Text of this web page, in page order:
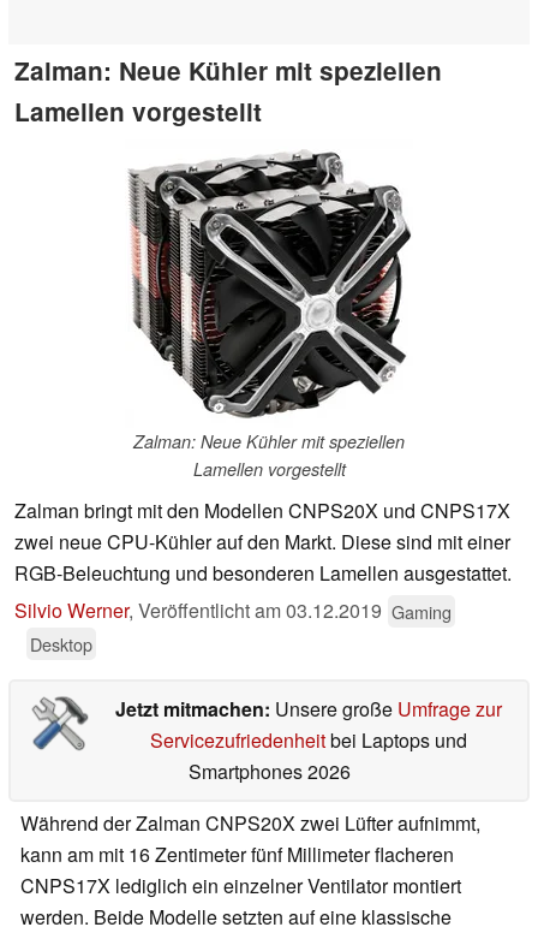
Zalman: Neue Kühler mit speziellen
Lamellen vorgestellt
Zalman: Neue Kühler mit speziellen
Lamellen vorgestellt
Zalman bringt mit den Modellen CNPS20X und CNPS17X
zwei neue CPU-Kühler auf den Markt. Diese sind mit einer
RGB-Beleuchtung und besonderen Lamellen ausgestattet.
Silvio Werner, Veröffentlicht am03.12.2019 Gaming
Desktop
Jetzt mitmachen: Unsere große Umfrage zur
Servicezufriedenheitbei Laptops und
Smartphones 2026
Während der Zalman CNPS20X zwei Lüfter aufnimmt,
kann am mit 16 Zentimeter fünf Millimeter flacheren
CNPS17X lediglich ein einzelner Ventilator montiert
werden. Beide Modelle setzten auf eine klassische